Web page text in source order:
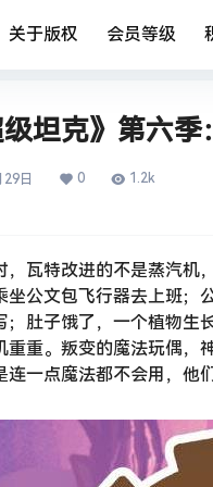
关于版权 会员等级
级坦克》第六
日 0 1.2k
，瓦特改进的不是蒸汽机
坐公文包飞行器去上班；
；肚子饿了，一个植物
重重。叛变的魔法玩偶，
连一点魔法都不会用，他